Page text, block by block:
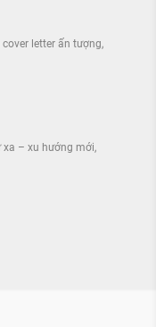
letter ấn tượng
xa – xu hướng mới